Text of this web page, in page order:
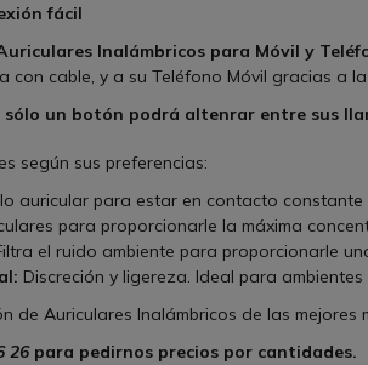
fácil
Inalámbricos para Móvil y
con cable, y a su Teléfono Móvil gracias a
sólo un botón podrá altenrar entre sus
según sus preferencias:
auricular para estar en contacto constante
para proporcionarle la máxima
el ruido ambiente para proporcionarle
Discreción y ligereza. Ideal para ambientes
de Auriculares Inalámbricos de las mejores
26para pedirnos precios por cantidades.